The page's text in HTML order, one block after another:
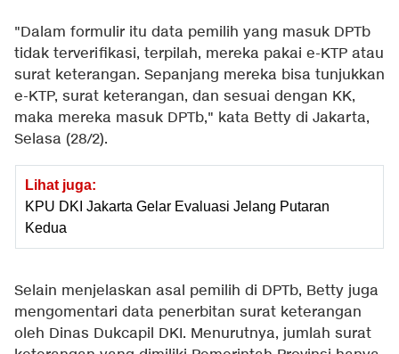
"Dalam formulir itu data pemilih yang masuk DPTb
tidak terverifikasi, terpilah, mereka pakai e-KTP atau
surat keterangan. Sepanjang mereka bisa tunjukkan
e-KTP, surat keterangan, dan sesuai dengan KK,
maka mereka masuk DPTb," kata Betty di Jakarta,
Selasa (28/2).
Lihat juga:
KPU DKI Jakarta Gelar Evaluasi Jelang Putaran
Kedua
Selain menjelaskan asal pemilih di DPTb, Betty juga
mengomentari data penerbitan surat keterangan
oleh Dinas Dukcapil DKI. Menurutnya, jumlah surat